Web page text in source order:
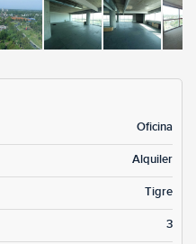
Oficina
Alquiler
Tigre
3